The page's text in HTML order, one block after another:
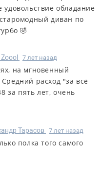
обладание
диван по
🤣
Zoool 7 лет назад
на мгновенный
расход "за всё
за пять лет, очень
Тарасов 7 лет назад
полка того самого